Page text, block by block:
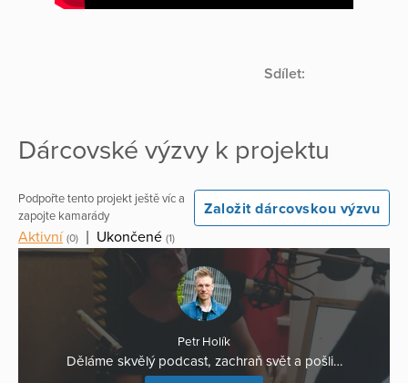
Sdílet:
Dárcovské výzvy k projektu
Podpořte tento projekt ještě víc a
zapojte kamarády
Založit dárcovskou výzvu
Aktivní (0) | Ukončené (1)
Petr Holík
Děláme skvělý podcast, zachraň svět a pošli…